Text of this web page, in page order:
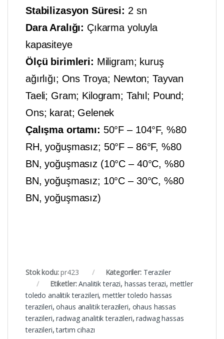
Stabilizasyon Süresi: 2 sn
Dara Aralığı: Çıkarma yoluyla
kapasiteye
Ölçü birimleri: Miligram; kuruş
ağırlığı; Ons Troya; Newton; Tayvan
Taeli; Gram; Kilogram; Tahıl; Pound;
Ons; karat; Gelenek
Çalışma ortamı: 50°F – 104°F, %80
RH, yoğuşmasız; 50°F – 86°F, %80
BN, yoğuşmasız (10°C – 40°C, %80
BN, yoğuşmasız; 10°C – 30°C, %80
BN, yoğuşmasız)
Stok kodu:pr423 Kategoriler: Teraziler
Etiketler:Analitik terazi, hassas terazi, mettler
toledo analitik terazileri,mettler toledo hassas
terazileri,ohaus analitik terazileri, ohaus hassas
terazileri,radwag analitik terazileri,radwag hassas
terazileri,tartım cihazı